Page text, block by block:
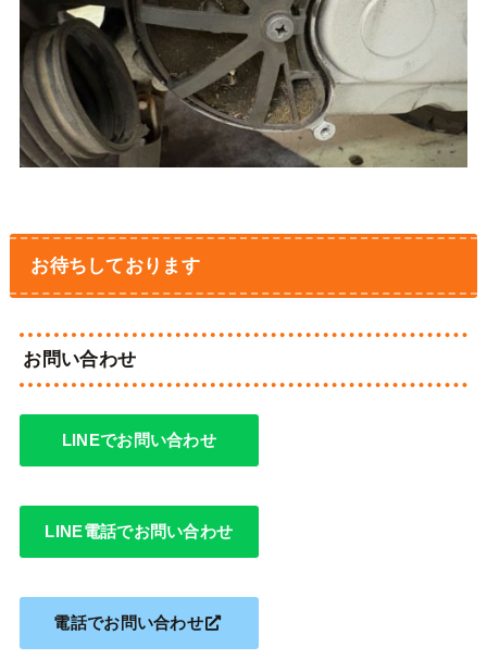
お待ちしております
お問い合わせ
LINEでお問い合わせ
LINE電話でお問い合わせ
電話でお問い合わせ